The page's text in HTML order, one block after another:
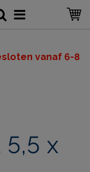
vanaf 6-8
x